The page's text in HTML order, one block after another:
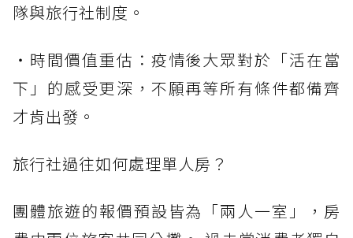
隊與旅行社制度。
・時間價值重估：疫情後大眾對於「活在當
下」的感受更深，不願再等所有條件都備齊
才肯出發。
旅行社過往如何處理單人房？
團體旅遊的報價預設皆為「兩人一室」，房